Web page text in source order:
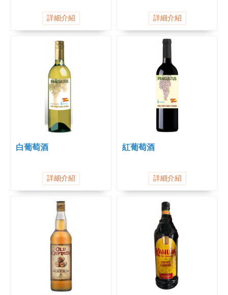
詳細介紹 詳細介紹
白葡萄酒
詳細介紹
紅葡萄酒
詳細介紹